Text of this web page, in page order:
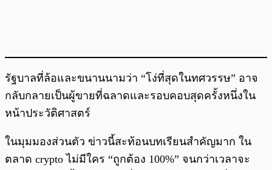
รัฐบาลที่ล้อและขนานนามว่า “โง่ที่สุดในทศวรรษ” อาจ
กลับกลายเป็นผู้ขายที่ฉลาดและรอบคอบสุดครั้งหนึ่งใน
หน้าประวัติศาสตร์
ในมุมมองส่วนตัว ข่าวนี้สะท้อนบทเรียนสำคัญมาก ใน
ตลาด crypto ไม่มีใคร “ถูกต้อง 100%” จนกว่าเวลาจะ